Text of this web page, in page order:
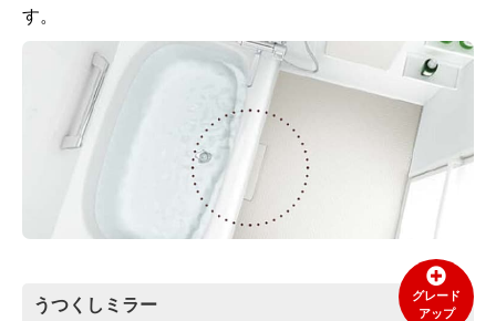
す。
うつくしミラー
グレード
アップ